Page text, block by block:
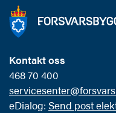
Kontakt oss
468 70 400
eDialog: Send post